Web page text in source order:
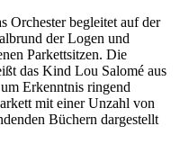
Orchester begleitet auf der
der Logen und
Parkettsitzen. Die
das Kind Lou Salomé aus
Erkenntnis ringend
mit einer Unzahl von
Büchern dargestellt